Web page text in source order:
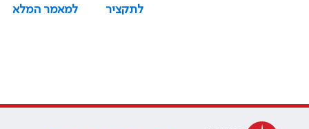
לתקציר
למאמר המלא